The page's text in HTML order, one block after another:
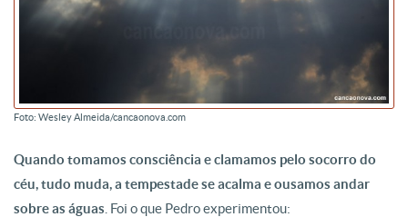
Foto: Wesley Almeida/cancaonova.com
Quando tomamos consciência e clamamos pelo socorro do
céu, tudo muda, a tempestade se acalma e ousamos andar
sobre as águas . Foi o que Pedro experimentou: